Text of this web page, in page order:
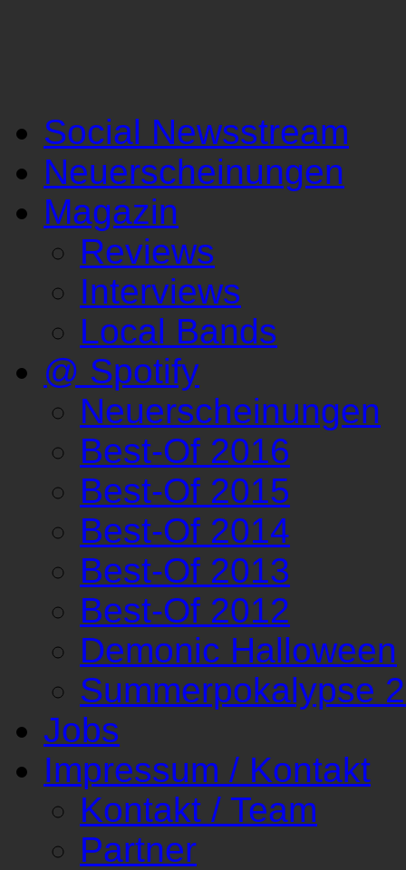
Social Newsstream
Neuerscheinungen
Magazin
Reviews
Interviews
Local Bands
@ Spotify
Neuerscheinungen
Best-Of 2016
Best-Of 2015
Best-Of 2014
Best-Of 2013
Best-Of 2012
Demonic Halloween
Summerpokalypse
Jobs
Impressum / Kontakt
Kontakt / Team
Partner